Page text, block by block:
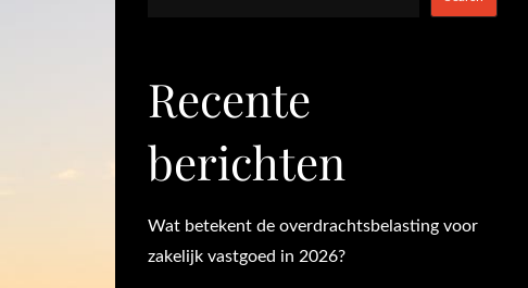
Recente
berichten
Wat betekent de overdrachtsbelasting voor
zakelijk vastgoed in 2026?